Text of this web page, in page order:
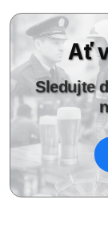
Ať
Sledujte